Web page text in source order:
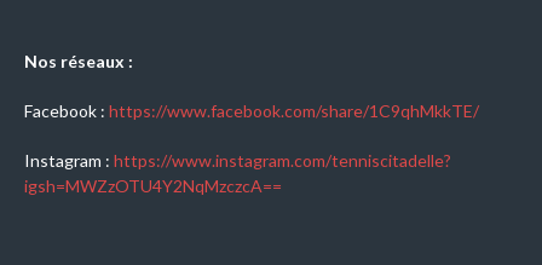
Nos réseaux :
Facebook : https://www.facebook.com/share/1C9qhMkkTE/
Instagram : https://www.instagram.com/tenniscitadelle?
igsh=MWZzOTU4Y2NqMzczcA==